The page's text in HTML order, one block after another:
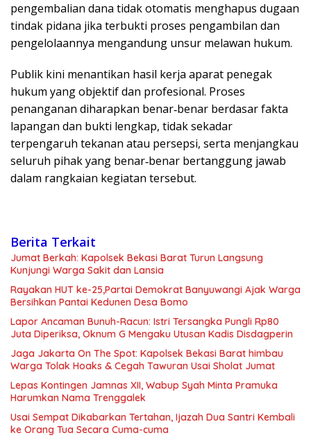
pengembalian dana tidak otomatis menghapus dugaan
tindak pidana jika terbukti proses pengambilan dan
pengelolaannya mengandung unsur melawan hukum.
Publik kini menantikan hasil kerja aparat penegak
hukum yang objektif dan profesional. Proses
penanganan diharapkan benar‑benar berdasar fakta
lapangan dan bukti lengkap, tidak sekadar
terpengaruh tekanan atau persepsi, serta menjangkau
seluruh pihak yang benar‑benar bertanggung jawab
dalam rangkaian kegiatan tersebut.
Berita Terkait
Jumat Berkah: Kapolsek Bekasi Barat Turun Langsung
Kunjungi Warga Sakit dan Lansia
Rayakan HUT ke-25,Partai Demokrat Banyuwangi Ajak Warga
Bersihkan Pantai Kedunen Desa Bomo
Lapor Ancaman Bunuh-Racun: Istri Tersangka Pungli Rp80
Juta Diperiksa, Oknum G Mengaku Utusan Kadis Disdagperin
Jaga Jakarta On The Spot: Kapolsek Bekasi Barat himbau
Warga Tolak Hoaks & Cegah Tawuran Usai Sholat Jumat
Lepas Kontingen Jamnas XII, Wabup Syah Minta Pramuka
Harumkan Nama Trenggalek
Usai Sempat Dikabarkan Tertahan, Ijazah Dua Santri Kembali
ke Orang Tua Secara Cuma-cuma